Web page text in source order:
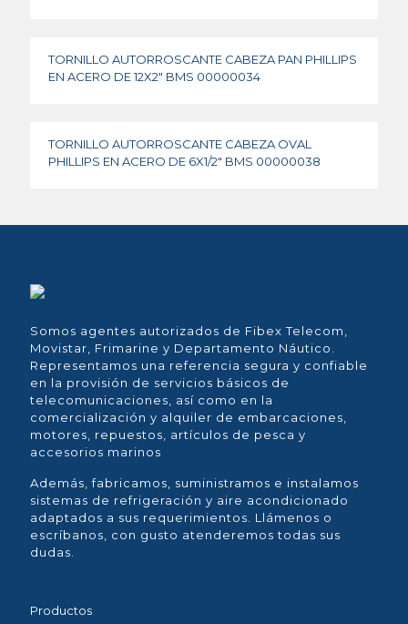
TORNILLO AUTORROSCANTE CABEZA PAN PHILLIPS
EN ACERO DE 12X2″ BMS 00000034
TORNILLO AUTORROSCANTE CABEZA OVAL
PHILLIPS EN ACERO DE 6X1/2″ BMS 00000038
Somos agentes autorizados de Fibex Telecom,
Movistar, Frimarine y Departamento Náutico.
Representamos una referencia segura y confiable
en la provisión de servicios básicos de
telecomunicaciones, así como en la
comercialización y alquiler de embarcaciones,
motores, repuestos, artículos de pesca y
accesorios marinos
Además, fabricamos, suministramos e instalamos
sistemas de refrigeración y aire acondicionado
adaptados a sus requerimientos. Llámenos o
escríbanos, con gusto atenderemos todas sus
dudas.
Productos